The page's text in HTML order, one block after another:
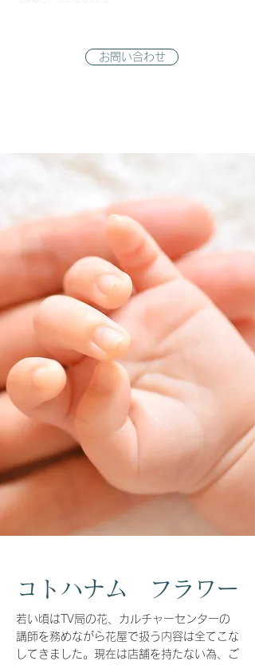
お問い合わせ
コトハナム フラワー
若い頃はTV局の花、カルチャーセンターの
講師を務めながら花屋で扱う内容は全てこな
してきました。現在は店舗を持たない為、ご